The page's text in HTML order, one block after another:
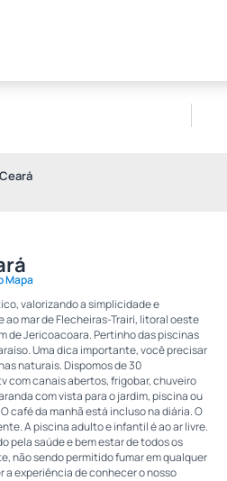
Mapa
valorizando a simplicidade e
mar de Flecheiras-Trairí, litoral oeste
de Jericoacoara. Pertinho das piscinas
Uma dica importante, você precisar
naturais. Dispomos de 30
com canais abertos, frigobar, chuveiro
com vista para o jardim, piscina ou
café da manhã está incluso na diária. O
A piscina adulto e infantil é ao ar livre.
pela saúde e bem estar de todos os
não sendo permitido fumar em qualquer
a experiência de conhecer o nosso